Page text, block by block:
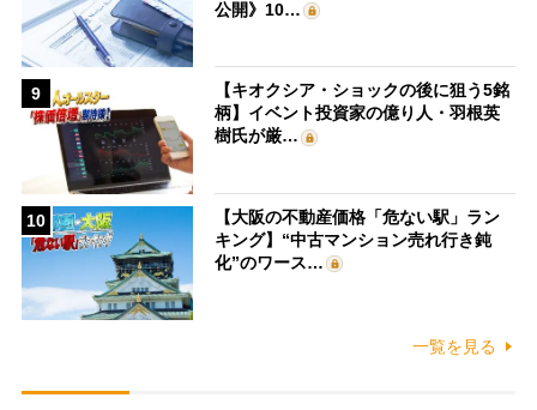
公開》10…
9
【キオクシア・ショックの後に狙う5銘
柄】イベント投資家の億り人・羽根英
樹氏が厳…
10
【大阪の不動産価格「危ない駅」ラン
キング】“中古マンション売れ行き鈍
化”のワース…
一覧を見る